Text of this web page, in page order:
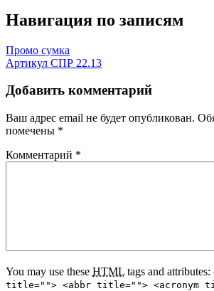
Навигация по записям
Промо сумка
Артикул СПР 22.13
Добавить комментарий
Ваш адрес email не будет опубликован.
помечены *
Комментарий *
You may use these HTML tags and attributes:
title=""> <abbr title=""> <acronym